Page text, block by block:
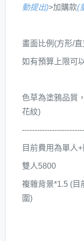
動提出)>加購款(
畫面比例(方形/
如有預算上限可
色草為塗鴉品質
花紋)
目前費用為單人
雙人5800
複雜背景*1.5 (目
圍)